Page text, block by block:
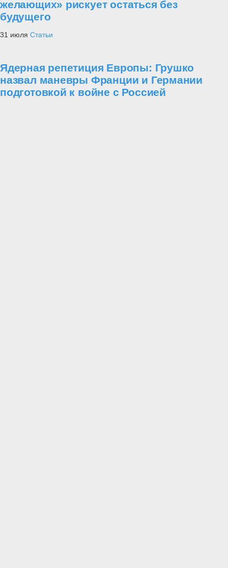
желающих» рискует остаться без
будущего
31 июля Статьи
Ядерная репетиция Европы: Грушко
назвал маневры Франции и Германии
подготовкой к войне с Россией